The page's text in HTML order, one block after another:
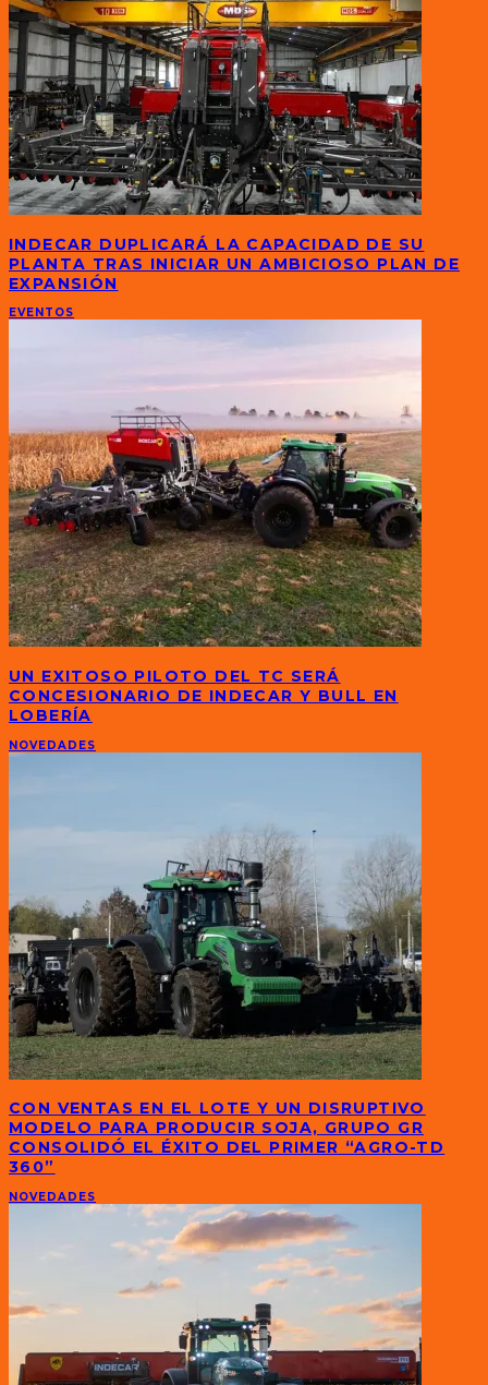
INDECAR DUPLICARÁ LA CAPACIDAD DE SU
PLANTA TRAS INICIAR UN AMBICIOSO PLAN DE
EXPANSIÓN
EVENTOS
UN EXITOSO PILOTO DEL TC SERÁ
CONCESIONARIO DE INDECAR Y BULL EN
LOBERÍA
NOVEDADES
CON VENTAS EN EL LOTE Y UN DISRUPTIVO
MODELO PARA PRODUCIR SOJA, GRUPO GR
CONSOLIDÓ EL ÉXITO DEL PRIMER “AGRO-TD
360”
NOVEDADES